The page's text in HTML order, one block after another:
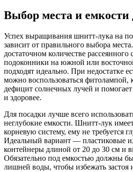
Выбор места и емкости
Успех выращивания шнитт-лука на
зависит от правильного выбора
достаточном количестве рассеянного
подоконники на южной или
подходят идеально. При недостатке
можно воспользоваться фитолампой,
дефицит солнечных лучей и помогает
и здоровее.
Для посадки лучше всего
неглубокие емкости. Шнитт-лук
корневую систему, ему не требуется
Идеальный вариант — пластиковые
контейнеры длиной от 20 до 30 см и
Обязательно под емкостью должны
лишней воды, чтобы избежать застоя